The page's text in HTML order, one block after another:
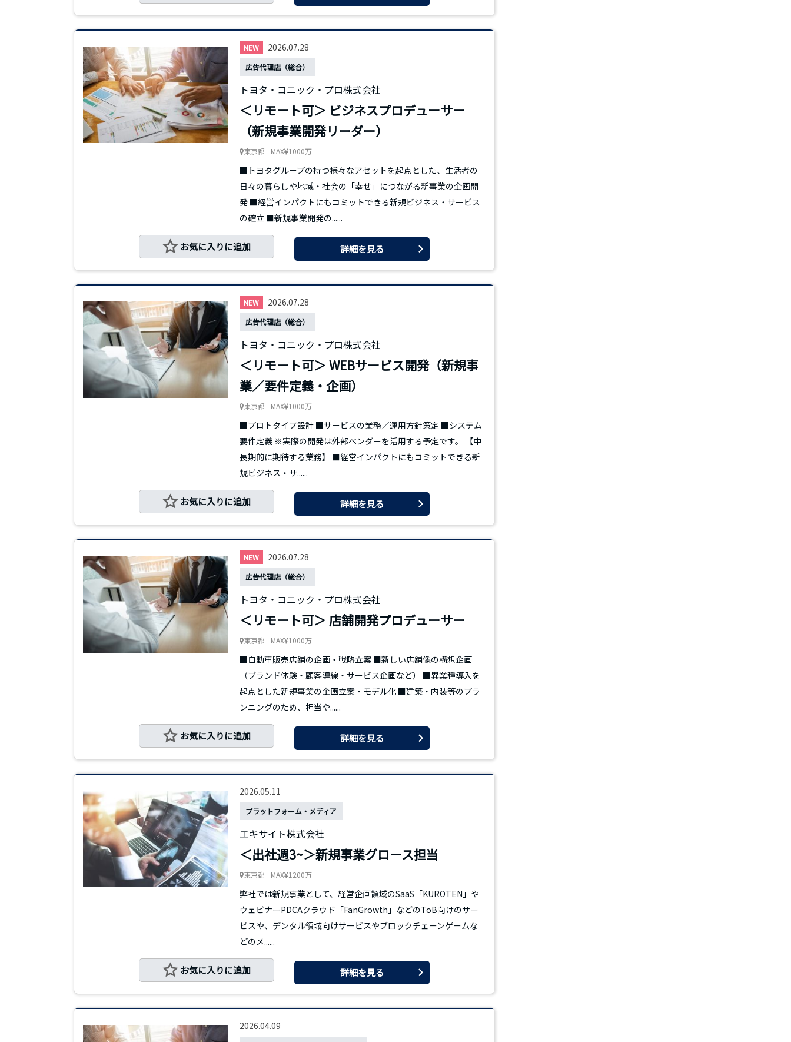
NEW 2026.07.28
広告代理店（総合）
トヨタ・コニック・プロ株式会社
＜リモート可＞ ビジネスプロデューサー
（新規事業開発リーダー）
東京都 MAX 1000万
■トヨタグループの持つ様々なアセットを起点とした、生活者の
日々の暮らしや地域・社会の「幸せ」につながる新事業の企画開
発 ■経営インパクトにもコミットできる新規ビジネス・サービス
の確立 ■新規事業開発の......
お気に入りに追加 詳細を見る
NEW 2026.07.28
広告代理店（総合）
トヨタ・コニック・プロ株式会社
＜リモート可＞ WEBサービス開発（新規事
業／要件定義・企画）
東京都 MAX 1000万
■プロトタイプ設計 ■サービスの業務／運用方針策定 ■システム
要件定義 ※実際の開発は外部ベンダーを活用する予定です。 【中
長期的に期待する業務】 ■経営インパクトにもコミットできる新
規ビジネス・サ......
お気に入りに追加 詳細を見る
NEW 2026.07.28
広告代理店（総合）
トヨタ・コニック・プロ株式会社
＜リモート可＞ 店舗開発プロデューサー
東京都 MAX 1000万
■自動車販売店舗の企画・戦略立案 ■新しい店舗像の構想企画
（ブランド体験・顧客導線・サービス企画など） ■異業種導入を
起点とした新規事業の企画立案・モデル化 ■建築・内装等のプラ
ンニングのため、担当や......
お気に入りに追加 詳細を見る
2026.05.11
プラットフォーム・メディア
エキサイト株式会社
＜出社週3~＞新規事業グロース担当
東京都 MAX 1200万
弊社では新規事業として、経営企画領域のSaaS「KUROTEN」や
ウェビナーPDCAクラウド「FanGrowth」などのToB向けのサー
ビスや、デンタル領域向けサービスやブロックチェーンゲームな
どのメ......
お気に入りに追加 詳細を見る
2026.04.09